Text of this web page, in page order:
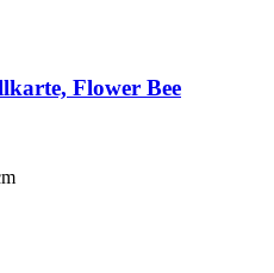
Flower Bee